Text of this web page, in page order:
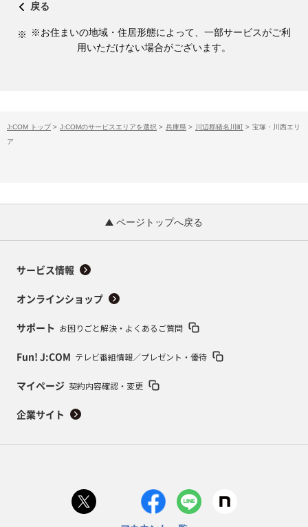
戻る
※お住まいの地域・住居形態によって、一部サービスがご利
用いただけない場合がございます。
J:COM トップ > J:COMのサービスエリアを選択 > 兵庫県 > 川辺郡猪名川町 > 宝塚・川西エリ
ア
ページトップへ戻る
サービス情報
オンラインショップ
サポート お困りごと解決・よくあるご質問
Fun! J:COM テレビ番組情報／プレゼント・優待
マイページ 契約内容確認・変更
企業サイト